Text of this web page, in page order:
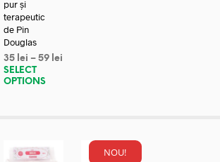
pur și
terapeutic
de Pin
Douglas
35 lei – 59 lei
SELECT
OPTIONS
NOU!